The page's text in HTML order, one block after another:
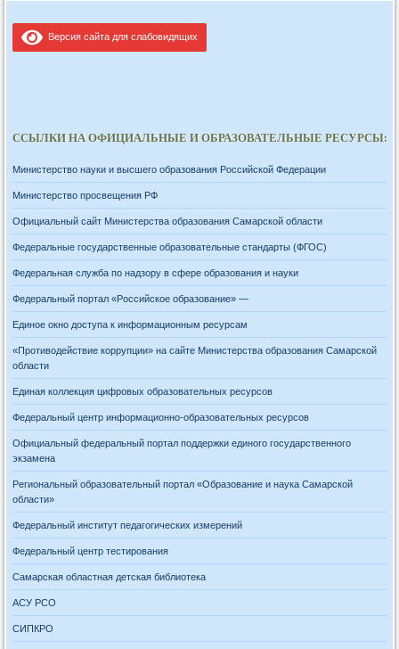
Версия сайта для слабовидящих
ССЫЛКИ НА ОФИЦИАЛЬНЫЕ И ОБРАЗОВАТЕЛЬНЫЕ РЕСУРСЫ:
Министерство науки и высшего образования Российской Федерации
Министерство просвещения РФ
Официальный сайт Министерства образования Самарской области
Федеральные государственные образовательные стандарты (ФГОС)
Федеральная служба по надзору в сфере образования и науки
Федеральный портал «Российское образование» —
Единое окно доступа к информационным ресурсам
«Противодействие коррупции» на сайте Министерства образования Самарской
области
Единая коллекция цифровых образовательных ресурсов
Федеральный центр информационно-образовательных ресурсов
Официальный федеральный портал поддержки единого государственного
экзамена
Региональный образовательный портал «Образование и наука Самарской
области»
Федеральный институт педагогических измерений
Федеральный центр тестирования
Самарская областная детская библиотека
АСУ РСО
СИПКРО